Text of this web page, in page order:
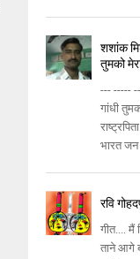
शशांक
तुमको
--- -----
गांधी
भारत
रवि
गीत.... मैं
ताने आगे